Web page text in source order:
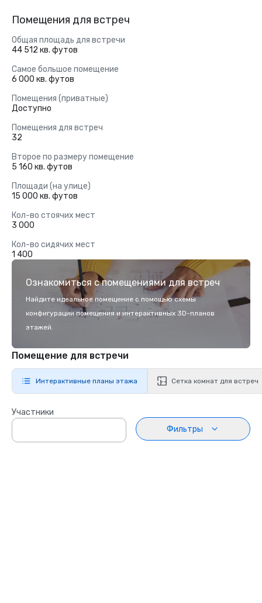
Помещения для встреч
Общая площадь для встречи
44 512 кв. футов
Самое большое помещение
6 000 кв. футов
Помещения (приватные)
Доступно
Помещения для встреч
32
Второе по размеру помещение
5 160 кв. футов
Площади (на улице)
15 000 кв. футов
Кол-во стоячих мест
3 000
Кол-во сидячих мест
1 400
Ознакомиться с помещениями для встреч
Найдите идеальное помещение с помощью схемы
конфигурации помещения и интерактивных 3D-планов
этажей.
Помещение для встречи
Интерактивные планы этажа Сетка комнат для встреч
Участники
Фильтры